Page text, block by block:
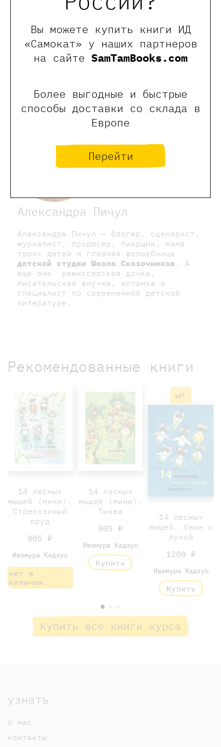
Вы можете купить книги ИД
«Самокат» у наших партнеров
на сайте SamTamBooks.com
Более выгодные и быстрые
способы доставки со склада в
Европе
Перейти
Отзывы
Оставить отзыв
Александра Пичул
Александра Пичул — блогер, сценарист,
журналист, продюсер, пиарщик, мама
троих детей и главная волшебница
детской студии Школа Сказочников . А
еще она режиссерская дочка,
писательская внучка, испанка и
специалист по современной детской
литературе.
Рекомендованные книги
14 лесных
мышей (мини).
Стрекозиный
пруд
805 ₽
Ивамура Кадзуо
нет в
наличии
14 лесных
мышей (мини).
Тыква
805 ₽
Ивамура Кадзуо
Купить
Хит
14 лесных
мышей. Ужин с
луной
1200 ₽
Ивамура Кадзуо
Купить
Купить все книги курса
узнать
о нас
контакты